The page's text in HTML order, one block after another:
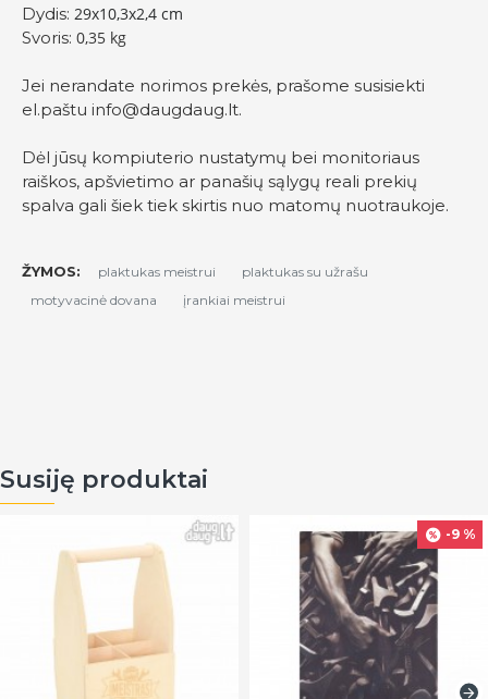
Dydis: 29x10,3x2,4 cm
Svoris: 0,35 kg
Jei nerandate norimos prekės, prašome susisiekti
el.paštu info@daugdaug.lt.
Dėl jūsų kompiuterio nustatymų bei monitoriaus
raiškos, apšvietimo ar panašių sąlygų reali prekių
spalva gali šiek tiek skirtis nuo matomų nuotraukoje.
ŽYMOS: plaktukas meistrui
plaktukas su užrašu
motyvacinė dovana
įrankiai meistrui
Susiję produktai
-9 %